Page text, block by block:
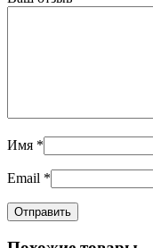
Имя *
Email *